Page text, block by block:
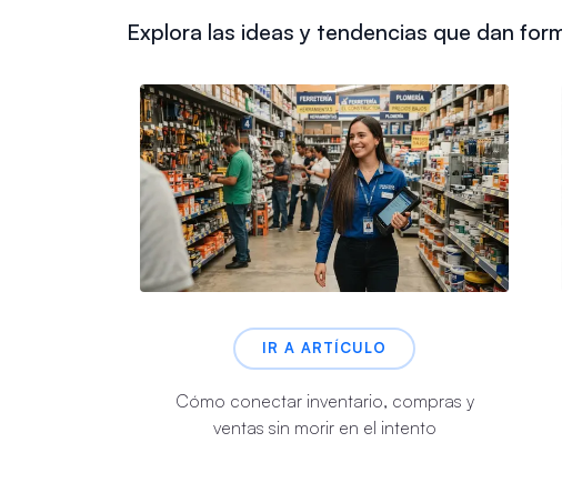
Explora las ideas y tendencias que dan
IR A ARTÍCULO
Cómo conectar inventario, compras y
ventas sin morir en el intento